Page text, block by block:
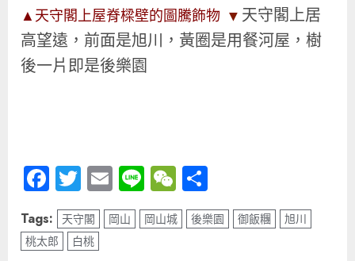
▲天守閣上屋脊樑壁的圖騰飾物 ▼ 天守閣上居
高望遠，前面是旭川，黃圈是用餐河屋，樹
後一片即是後樂園
Facebook
Twitter
Email
LineWeChat
享
Tags: 天守閣 岡山 岡山城 後樂園 御飯糰
旭川
桃太郎
白桃